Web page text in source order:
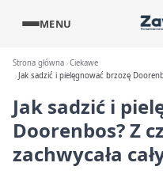
MENU
Strona główna Ciekawe
Jak sadzić i pielęgnować brzozę
Jak sadzić i
Doorenbos? Z
zachwycała